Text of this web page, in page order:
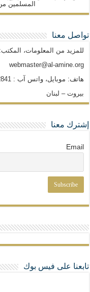
المسلمين
تواصل معنا
للمزيد من المعلومات، المكتب:
webmaster@al-amine.org
هاتف: موبايل، واتس آب : 0096170972841
بيروت – لبنان
إشترك معنا
Email
تابعنا على فيس بوك